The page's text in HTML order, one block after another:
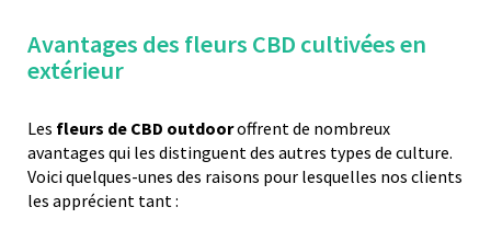
Avantages des fleurs CBD cultivées en
extérieur
Les fleurs de CBD outdooroffrent de nombreux
avantages qui les distinguent des autres types de culture.
Voici quelques-unes des raisons pour lesquelles nos clients
les apprécient tant :